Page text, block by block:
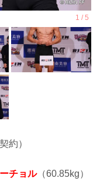
約）
チョル（60.85kg）